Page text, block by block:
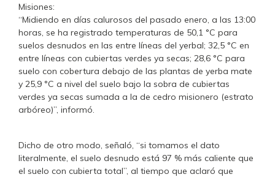
Misiones:
“Midiendo en días calurosos del pasado enero, a las 13:00
horas, se ha registrado temperaturas de 50,1 °C para
suelos desnudos en las entre líneas del yerbal; 32,5 °C en
entre líneas con cubiertas verdes ya secas; 28,6 °C para
suelo con cobertura debajo de las plantas de yerba mate
y 25,9 °C a nivel del suelo bajo la sobra de cubiertas
verdes ya secas sumada a la de cedro misionero (estrato
arbóreo)”, informó.
Dicho de otro modo, señaló, “si tomamos el dato
literalmente, el suelo desnudo está 97 % más caliente que
el suelo con cubierta total”, al tiempo que aclaró que